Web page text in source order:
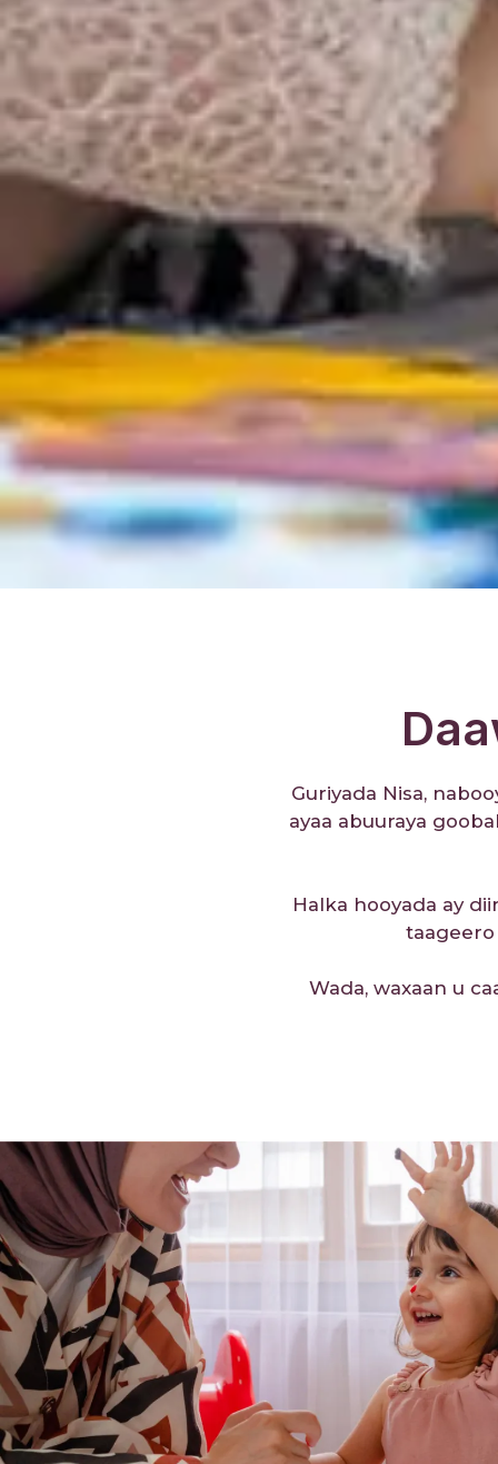
Guriyada Nisa,
ayaa abuuraya
Halka hooyada ay
taageero
Wada, waxaan u